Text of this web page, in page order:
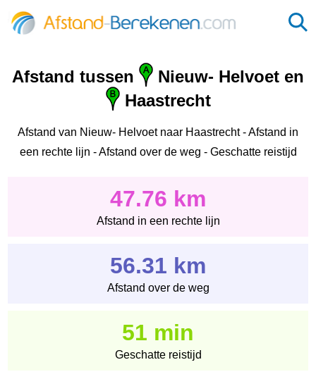
Afstand tussen
Nieuw- Helvoet en
Haastrecht
Afstand van Nieuw- Helvoet naar Haastrecht - Afstand in
een rechte lijn - Afstand over de weg - Geschatte reistijd
47.76 km
Afstand in een rechte lijn
56.31 km
Afstand over de weg
51 min
Geschatte reistijd